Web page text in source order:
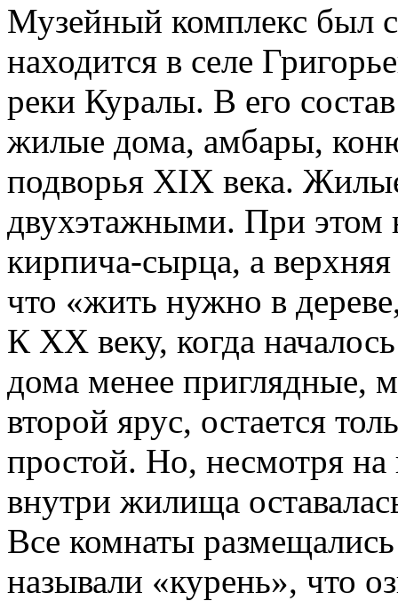
Музейный комплекс был
находится в селе
реки Куралы. В его
жилые дома, амбары,
подворья XIX века.
двухэтажными. При этом
кирпича-сырца, а
что «жить нужно в
К XX веку, когда
дома менее приглядные,
второй ярус, остается
простой. Но, несмотря на
внутри жилища
Все комнаты
называли «курень», что